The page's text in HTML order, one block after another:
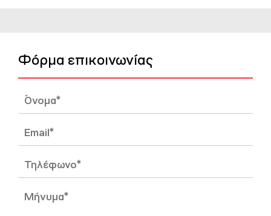
Φόρμα επικοινωνίας